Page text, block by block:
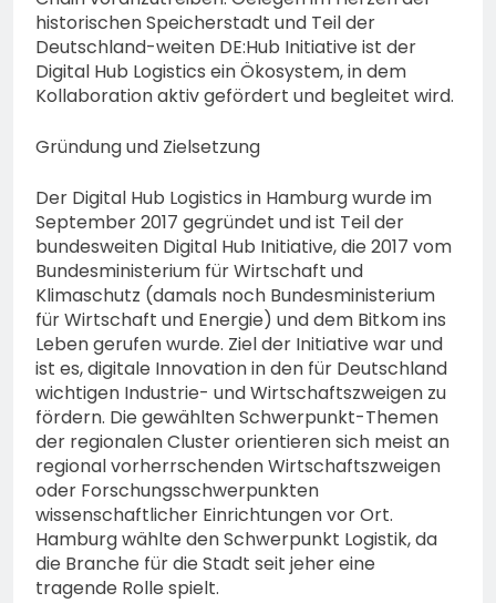
historischen Speicherstadt und Teil der
Deutschland-weiten DE:Hub Initiative ist der
Digital Hub Logistics ein Ökosystem, in dem
Kollaboration aktiv gefördert und begleitet wird.
Gründung und Zielsetzung
Der Digital Hub Logistics in Hamburg wurde im
September 2017 gegründet und ist Teil der
bundesweiten Digital Hub Initiative, die 2017 vom
Bundesministerium für Wirtschaft und
Klimaschutz (damals noch Bundesministerium
für Wirtschaft und Energie) und dem Bitkom ins
Leben gerufen wurde. Ziel der Initiative war und
ist es, digitale Innovation in den für Deutschland
wichtigen Industrie- und Wirtschaftszweigen zu
fördern. Die gewählten Schwerpunkt-Themen
der regionalen Cluster orientieren sich meist an
regional vorherrschenden Wirtschaftszweigen
oder Forschungsschwerpunkten
wissenschaftlicher Einrichtungen vor Ort.
Hamburg wählte den Schwerpunkt Logistik, da
die Branche für die Stadt seit jeher eine
tragende Rolle spielt.